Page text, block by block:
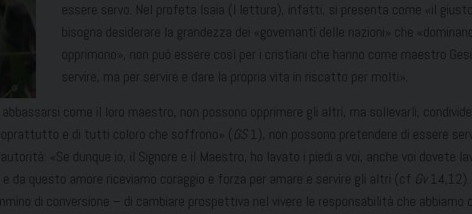
essere servo. Nel profeta Isaia (I lettura), infatti, si presenta come «il
bisogna desiderare la grandezza dei «governanti delle nazioni» che
opprimono», non può essere così per i cristiani che hanno come maestro
servire, ma per servire e dare la propria vita in riscatto per molti».
come il loro maestro, non possono opprimere gli altri, ma sollevarli,
e di tutti coloro che soffrono» ( GS1), non possono pretendere di essere
«Se dunque io, il Signore e il Maestro, ho lavato i piedi a voi, anche voi dovete
da questo amore riceviamo coraggio e forza per amare e servire gli altri (cf Gv 14,12).
di conversione – di cambiare prospettiva nel vivere le responsabilità che abbiamo